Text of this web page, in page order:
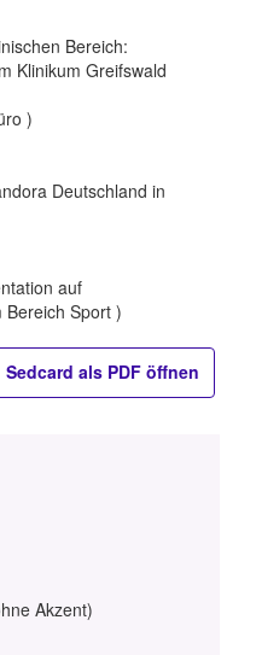
Bereich:
Klinikum Greifswald
)
Deutschland in
auf
Bereich Sport )
Sedcard als PDF öffnen
Akzent)